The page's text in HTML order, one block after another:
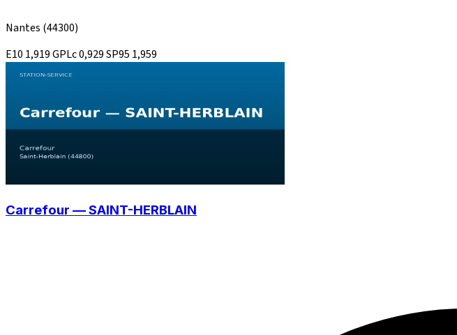
Nantes (44300)
E10 1,919GPLc0,929SP95 1,959
Carrefour — SAINT-HERBLAIN